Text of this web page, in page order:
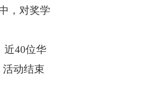
，对奖学
近40位华
动结束